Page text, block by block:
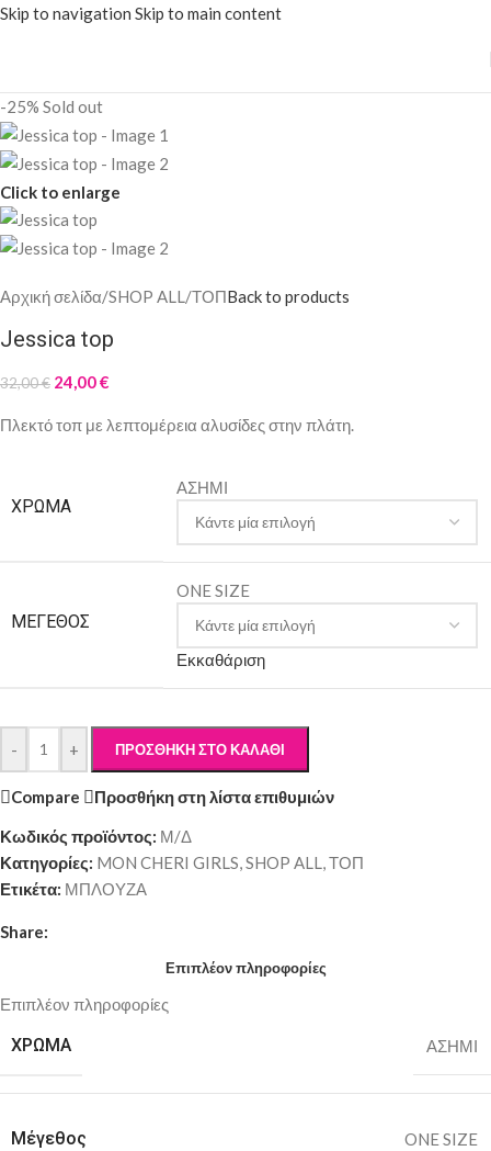
Skip to navigation Skip to main content
-25% Sold out
Click to enlarge
Αρχική σελίδα/SHOP ALL/ΤΟΠBack to products
Jessica top
32,00€ 24,00€
Πλεκτό τοπ με λεπτομέρεια αλυσίδες στην πλάτη.
ΧΡΩΜΑ
ΑΣΗΜΙ
ΜΈΓΕΘΟΣ
ONE SIZE
Εκκαθάριση
- + ΠΡΟΣΘΉΚΗ ΣΤΟ ΚΑΛΆΘΙ
Compare
Προσθήκη στη λίστα επιθυμιών
Κωδικός προϊόντος: Μ/Δ
Κατηγορίες: MON CHERI GIRLS,SHOP ALL,ΤΟΠ
Ετικέτα: ΜΠΛΟΥΖΑ
Share:
Επιπλέον πληροφορίες
Επιπλέον πληροφορίες
ΧΡΩΜΑ ΑΣΗΜΙ
Μέγεθος ONE SIZE